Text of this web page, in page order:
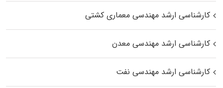
کارشناسی ارشد مهندسی معماری کشتی
کارشناسی ارشد مهندسی معدن
کارشناسی ارشد مهندسی نفت